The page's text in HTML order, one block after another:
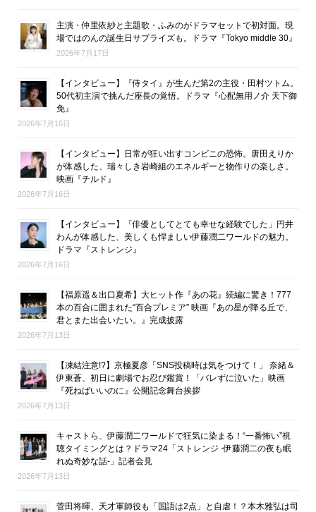
主演・仲里依紗と主題歌・ふみのがドラマセットで初対面。現
場ではのんの誕生日サプライズも。ドラマ『Tokyo middle 30』
2026年7月17日
【インタビュー】『侍タイ』が生んだ第2の主役・田村ツトム。
50代初主演で挑んだ座長の覚悟。ドラマ『心配無用ノ介 天下御
免』
2026年7月16日
【インタビュー】日常が狂い出すコンビニの恐怖。唐田えりか
が体感した、瑞々しき岩崎組のエネルギーと物作りの楽しさ。
映画『チルド』
2026年7月16日
【インタビュー】「俳優としてとても幸せな経験でした」円井
わんが体感した、美しくも悍ましい伊藤潤二ワールドの魅力。
ドラマ『ストレンジ』
2026年7月16日
【福原遥＆出口夏希】大ヒット作『あの花』続編に驚き！777
本の百合に囲まれた“百合プレミア” 映画『あの星が降る丘で、
君とまた出会いたい。』完成披露
2026年7月13日
【凍結注意!?】京極夏彦「SNS投稿時は気をつけて！」 奈緒＆
伊東蒼、初日に劇場でお忍び鑑賞！「バレずに泣いた」映画
『死ねばいいのに』公開記念舞台挨拶
2026年7月13日
キャストら、伊藤潤二ワールドで狂気に染まる！“一番怖い”視
聴タイミングとは？ドラマ24「ストレンジ -伊藤潤二の夜も眠
れぬ奇妙な話-」記者会見
2026年7月13日
菅田将暉、天才軍師役も「国語は2点」と自虐！？本木雅弘は司